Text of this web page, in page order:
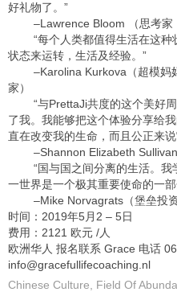
好礼物了。”
–Lawrence Bloom （思考家，
“每个人类都值得生活在这种
状态来运转，生活及经验。”
–Karolina Kurkova（超模妈
家）
“与PrettaJi共度的这个美好周
了我。我能够把这个体验分享给
直在改变我的生命，而且公正来
–Shannon Elizabeth Sullivan
“国与国之间分离的生活。我
一世界是一个极其重要使命的一
–Mike Norvagrats（堡垒投资
时间：2019年5月2 – 5日
费用：2121 欧元 /人
欧洲华人 报名联系 Grace 电话
info@gracefullifecoaching.nl
Chinese Culture
Field Of